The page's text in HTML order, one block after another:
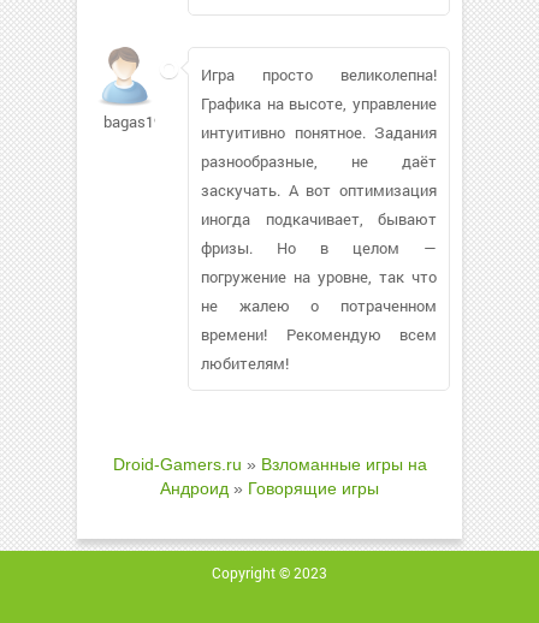
bagas199
Игра просто великолепна!
Графика на высоте, управление
интуитивно понятное. Задания
разнообразные, не даёт
заскучать. А вот оптимизация
иногда подкачивает, бывают
фризы. Но в целом —
погружение на уровне, так что
не жалею о потраченном
времени! Рекомендую всем
любителям!
Droid-Gamers.ru » Взломанные игры на
Андроид » Говорящие игры
Copyright © 2023